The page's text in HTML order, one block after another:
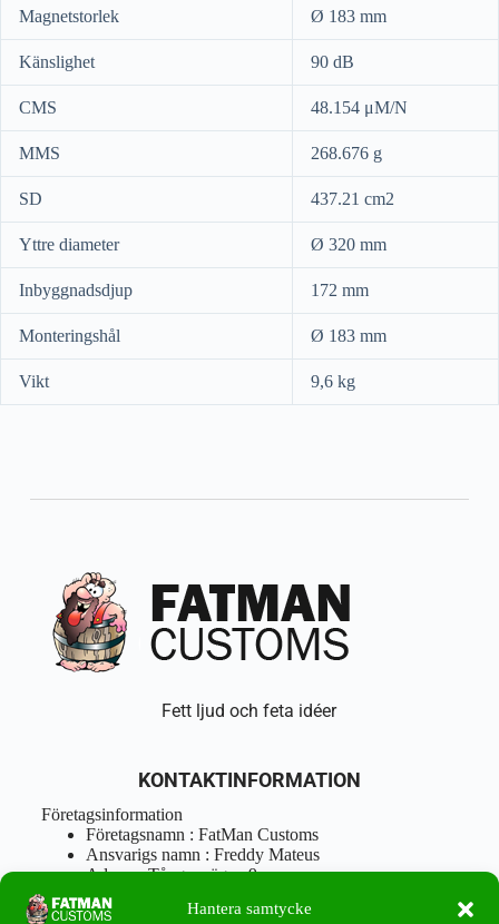
Hantera samtycke
Magnetstorlek Ø 183 mm
Känslighet 90 dB
CMS 48.154 μM/N
MMS 268.676 g
SD 437.21 cm2
Yttre diameter Ø 320 mm
Inbyggnadsdjup 172 mm
Monteringshål Ø 183 mm
Vikt 9,6 kg
Fett ljud och feta idéer
KONTAKTINFORMATION
Företagsinformation
Företagsnamn : FatMan Customs
Ansvarigs namn : Freddy Mateus
Adress : Tångenvägen 9
Postnr : 417 46 Göteborg
Tel : 0762919666